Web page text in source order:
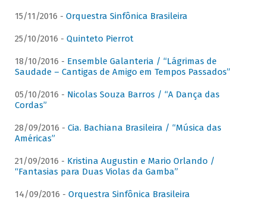
15/11/2016 - Orquestra Sinfônica Brasileira
25/10/2016 - Quinteto Pierrot
18/10/2016 - Ensemble Galanteria / “Lágrimas de
Saudade – Cantigas de Amigo em Tempos Passados”
05/10/2016 - Nicolas Souza Barros / “A Dança das
Cordas”
28/09/2016 - Cia. Bachiana Brasileira / “Música das
Américas”
21/09/2016 - Kristina Augustin e Mario Orlando /
“Fantasias para Duas Violas da Gamba”
14/09/2016 - Orquestra Sinfônica Brasileira